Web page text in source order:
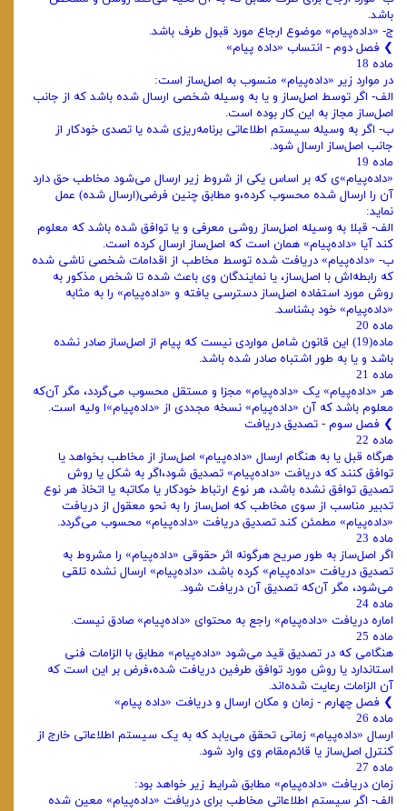
باشد.
ج- «داده‌پیام» موضوع ارجاع مورد قبول طرف باشد.
❯ ‌فصل دوم - انتساب «‌داده پیام»
ماده 18
در موارد زیر «داده‌پیام» منسوب به اصل‌ساز است:
الف‌- اگر توسط اصل‌ساز و یا به وسیله شخصی ارسال شده باشد که از جانب
اصل‌ساز مجاز به این کار بوده است.
ب‌- اگر به وسیله سیستم اطلاعاتی برنامه‌ریزی شده یا تصدی خودکار از
جانب اصل‌ساز ارسال شود.
ماده 19
«داده‌پیام»ی که بر اساس یکی از شروط زیر ارسال می‌شود مخاطب حق دارد
آن را ارسال شده محسوب کرده،و مطابق چنین فرضی(ارسال شده) عمل
نماید:
الف‌- قبلا به وسیله اصل‌ساز روشی معرفی و یا توافق شده باشد که معلوم
کند آیا «داده‌پیام» همان است که اصل‌ساز ارسال کرده است.
ب- «داده‌پیام» دریافت‌ شده توسط مخاطب از اقدامات شخصی ناشی شده
که رابطه‌اش با اصل‌ساز، یا نمایندگان وی باعث شده تا شخص مذکور به
روش مورد استفاده اصل‌ساز دسترسی یافته و «داده‌پیام» را به مثابه
«داده‌پیام» خود بشناسد.
ماده 20
ماده(19) این قانون شامل مواردی نیست که پیام از اصل‌ساز صادر نشده
باشد و یا به طور اشتباه صادر شده باشد.
ماده 21
هر «داده‌پیام» یک «داده‌پیام» مجزا و مستقل محسوب می‌گردد، مگر آن‌که
معلوم باشد که آن «داده‌پیام» نسخه مجددی از «داده‌پیام»ا ولیه است.
❯ ‌فصل سوم - تصدیق دریافت
ماده 22
هرگاه قبل یا به هنگام ارسال «داده‌پیام» اصل‌ساز از مخاطب بخواهد یا
توافق کنند که دریافت «داده‌پیام» تصدیق شود،اگر به شکل یا روش
تصدیق توافق نشده باشد، هر نوع ارتباط خودکار یا مکاتبه یا اتخاذ هر نوع
تدبیر مناسب از سوی مخاطب که اصل‌ساز را به نحو معقول از دریافت
«داده‌پیام» مطمئن کند تصدیق دریافت «داده‌پیام» محسوب می‌گردد.
ماده 23
اگر اصل‌ساز به طور صریح هرگونه اثر حقوقی «داده‌پیام» را مشروط به
تصدیق دریافت «داده‌پیام» کرده باشد، «داده‌پیام» ارسال نشده تلقی
می‌شود، مگر آن‌که تصدیق آن دریافت شود.
ماده 24
اماره دریافت «داده‌پیام» راجع به محتوای «داده‌پیام» صادق نیست.
ماده 25
هنگامی که در تصدیق قید می‌شود «داده‌پیام» مطابق با الزامات فنی
استاندارد یا روش مورد توافق طرفین دریافت شده،فرض بر این است که
آن الزامات رعایت شده‌اند.
❯ ‌فصل چهارم - زمان و مکان ارسال و دریافت «‌داده پیام»
ماده 26
ارسال «داده‌پیام» زمانی تحقق می‌یابد که به یک سیستم اطلاعاتی خارج از
کنترل اصل‌ساز یا قائم‌مقام وی وارد شود.
ماده 27
زمان دریافت «داده‌پیام» مطابق شرایط زیر خواهد بود:
الف‌- اگر سیستم اطلاعاتی مخاطب برای دریافت «داده‌پیام» معین شده